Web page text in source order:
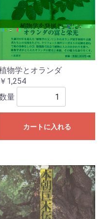
物学とオランダ
￥1,254
量
カートに入れる